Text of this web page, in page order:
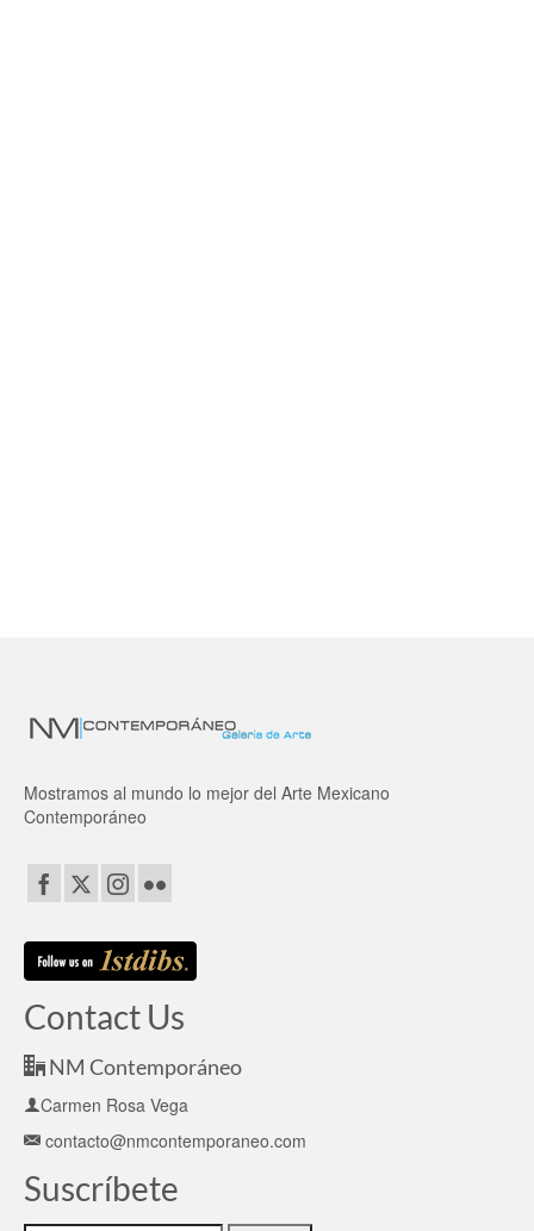
Mostramos al mundo lo mejor del Arte Mexicano
Contemporáneo
Contact Us
NM Contemporáneo
Carmen Rosa Vega
contacto@nmcontemporaneo.com
Suscríbete